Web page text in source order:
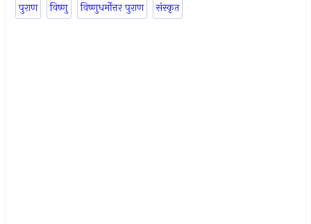
पुराण
विष्णु विष्णुधर्मोत्तर पुराण संस्कृत